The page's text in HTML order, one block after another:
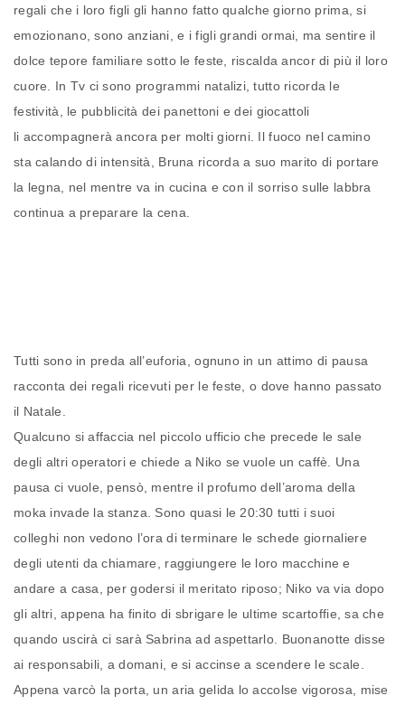
regali che i loro figli gli hanno fatto qualche giorno prima, si
emozionano, sono anziani, e i figli grandi ormai, ma sentire il
dolce tepore familiare sotto le feste, riscalda ancor di più il loro
cuore. In Tv ci sono programmi natalizi, tutto ricorda le
festività, le pubblicità dei panettoni e dei giocattoli
li accompagnerà ancora per molti giorni. Il fuoco nel camino
sta calando di intensità, Bruna ricorda a suo marito di portare
la legna, nel mentre va in cucina e con il sorriso sulle labbra
continua a preparare la cena.
Tutti sono in preda all’euforia, ognuno in un attimo di pausa
racconta dei regali ricevuti per le feste, o dove hanno passato
il Natale.
Qualcuno si affaccia nel piccolo ufficio che precede le sale
degli altri operatori e chiede a Niko se vuole un caffè. Una
pausa ci vuole, pensò, mentre il profumo dell’aroma della
moka invade la stanza. Sono quasi le 20:30 tutti i suoi
colleghi non vedono l’ora di terminare le schede giornaliere
degli utenti da chiamare, raggiungere le loro macchine e
andare a casa, per godersi il meritato riposo; Niko va via dopo
gli altri, appena ha finito di sbrigare le ultime scartoffie, sa che
quando uscirà ci sarà Sabrina ad aspettarlo. Buonanotte disse
ai responsabili, a domani, e si accinse a scendere le scale.
Appena varcò la porta, un aria gelida lo accolse vigorosa, mise